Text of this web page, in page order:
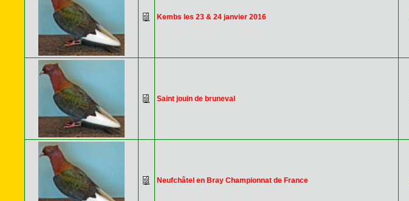
Kembs les 23 & 24 janvier 2016
Saint jouin de bruneval
Neufchâtel en Bray Championnat de France